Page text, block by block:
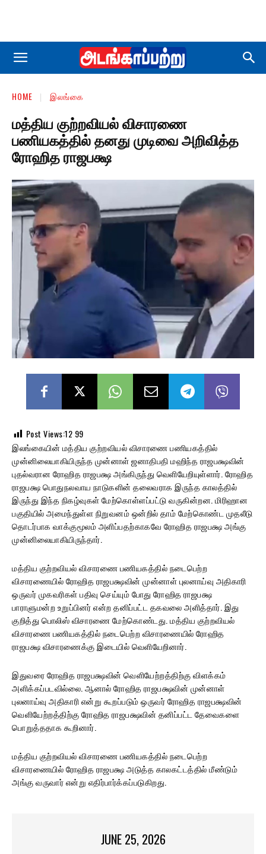
HOME இலங்கை
மத்திய குற்றவியல் விசாரணை
பணியகத்தில் தனது முடிவை அறிவித்த
ரோஹித ராஜபக்ஷ
Post Views:12 99
இலங்கையின் மத்திய குற்றவியல் விசாரணை பணியகத்தில்
முன்னிலையாகியிருந்த முன்னாள் ஜனாதிபதி மஹிந்த ராஜபக்ஷவின்
புதல்வரான ரோஹித ராஜபக்ஷ அங்கிருந்து வெளியேறியுள்ளார். ரோஹித
ராஜபக்ஷ பொதுநலவாய நாடுகளின் தலைவராக இருந்த காலத்தில்
இருந்து இந்த நிகழ்வுகள் மேற்கொள்ளப்பட்டு வருகின்றன. மிரிஹான
பகுதியில் அமைந்துள்ள நிறுவனம் ஒன்றில் தாம் மேற்கொண்ட முதலீடு
தொடர்பாக வாக்குமூலம் அளிப்பதற்காகவே ரோஹித ராஜபக்ஷ அங்கு
முன்னிலையாகியிருந்தார்.
மத்திய குற்றவியல் விசாரணை பணியகத்தில் நடைபெற்ற
விசாரணையில் ரோஹித ராஜபக்ஷவின் முன்னாள் புலனாய்வு அதிகாரி
ஒருவர் முகவரிகள் பதிவு செய்யும் போது ரோஹித ராஜபக்ஷ
பாராளுமன்ற உறுப்பினர் என்ற தனிப்பட்ட தகவலை அளித்தார். இது
குறித்து பொலிஸ் விசாரணை மேற்கொண்டது. மத்திய குற்றவியல்
விசாரணை பணியகத்தில் நடைபெற்ற விசாரணையில் ரோஹித
ராஜபக்ஷ விசாரணைக்கு இடையில் வெளியேறினார்.
இதுவரை ரோஹித ராஜபக்ஷவின் வெளியேற்றத்திற்கு விளக்கம்
அளிக்கப்படவில்லை. ஆனால் ரோஹித ராஜபக்ஷவின் முன்னாள்
புலனாய்வு அதிகாரி என்று கூறப்படும் ஒருவர் ரோஹித ராஜபக்ஷவின்
வெளியேற்றத்திற்கு ரோஹித ராஜபக்ஷவின் தனிப்பட்ட தேவைகளை
பொறுத்ததாக கூறினார்.
மத்திய குற்றவியல் விசாரணை பணியகத்தில் நடைபெற்ற
விசாரணையில் ரோஹித ராஜபக்ஷ அடுத்த காலகட்டத்தில் மீண்டும்
அங்கு வருவார் என்று எதிர்பார்க்கப்படுகிறது.
JUNE 25, 2026